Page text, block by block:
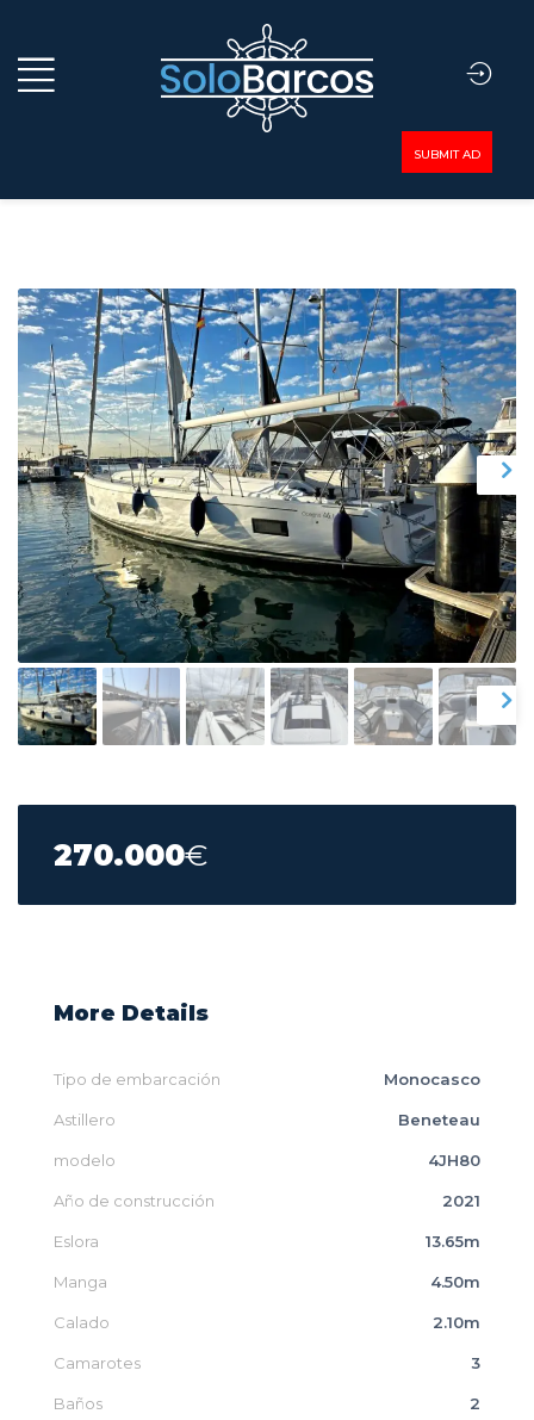
SUBMIT AD
270.000€
More Details
Tipo de embarcación Monocasco
Astillero Beneteau
modelo 4JH80
Año de construcción 2021
Eslora 13.65m
Manga 4.50m
Calado 2.10m
Camarotes 3
Baños 2